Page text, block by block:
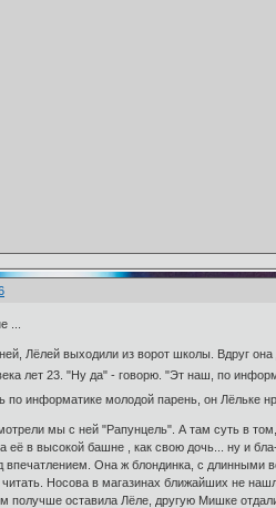
...
Лёлей выходили из ворот школы. Вдруг
лет 23. "Ну да" - говорю. "Эт наш, по
по информатике молодой парень, он Лёльке
мы с ней "Рапунцель". А там суть в
её в высокой башне , как свою дочь... ну и
впечатлением. Она ж блондинка, с длинными
Носова в магазинах ближайших не
получше оставила Лёле, другую Мишке